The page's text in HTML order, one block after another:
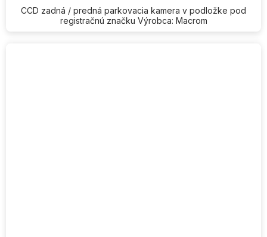
CCD zadná / predná parkovacia kamera v podložke pod
registračnú značku Výrobca: Macrom